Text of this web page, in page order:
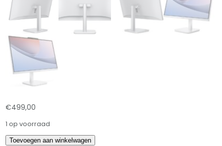
€499,00
1 op voorraad
Lenovo
Toevoegen aan winkelwagen